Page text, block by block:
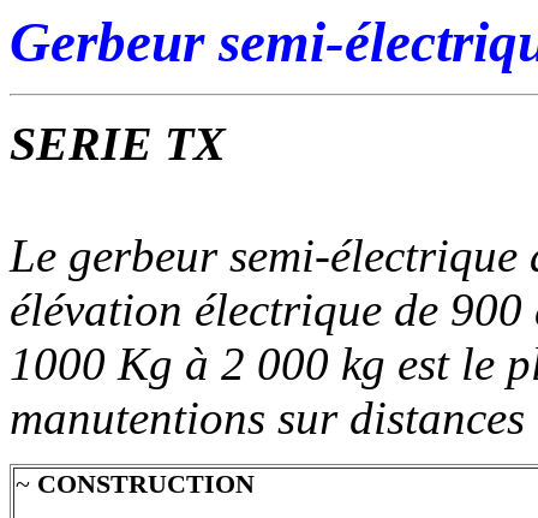
Gerbeur semi-
SERIE TX
Le gerbeur semi-
élévation électrique de
1000 Kg à 2 000 kg est le
manutentions sur
~ CONSTRUCTION